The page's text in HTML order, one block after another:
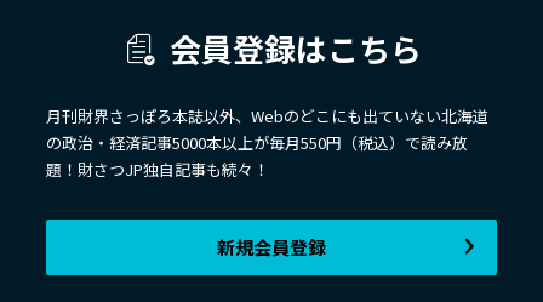
会員登録はこちら
月刊財界さっぽろ本誌以外、Webのどこにも出ていない北海道
の政治・経済記事5000本以上が毎月550円（税込）で読み放
題！財さつJP独自記事も続々！
新規会員登録